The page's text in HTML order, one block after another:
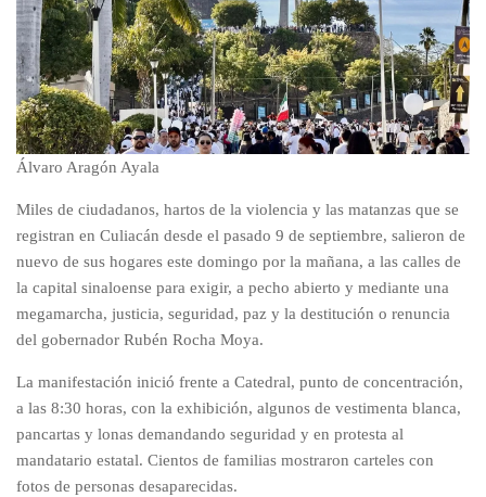
Álvaro Aragón Ayala
Miles de ciudadanos, hartos de la violencia y las matanzas que se
registran en Culiacán desde el pasado 9 de septiembre, salieron de
nuevo de sus hogares este domingo por la mañana, a las calles de
la capital sinaloense para exigir, a pecho abierto y mediante una
megamarcha, justicia, seguridad, paz y la destitución o renuncia
del gobernador Rubén Rocha Moya.
La manifestación inició frente a Catedral, punto de concentración,
a las 8:30 horas, con la exhibición, algunos de vestimenta blanca,
pancartas y lonas demandando seguridad y en protesta al
mandatario estatal. Cientos de familias mostraron carteles con
fotos de personas desaparecidas.